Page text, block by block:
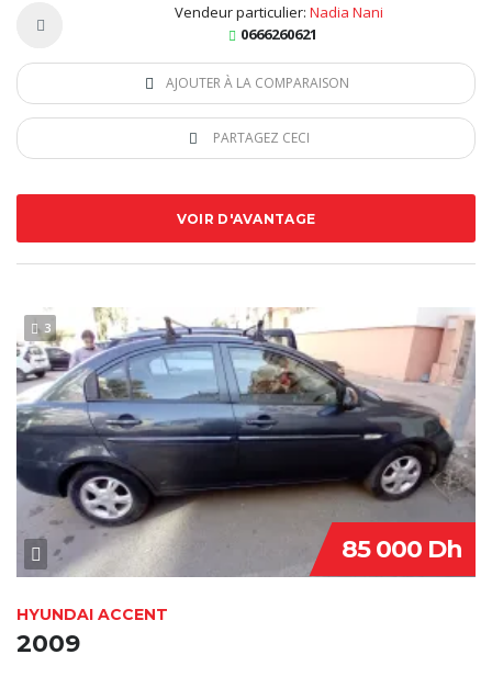
Vendeur particulier: Nadia Nani
0666260621
AJOUTER À LA COMPARAISON
PARTAGEZ CECI
VOIR D'AVANTAGE
3
85 000 Dh
HYUNDAI ACCENT
2009